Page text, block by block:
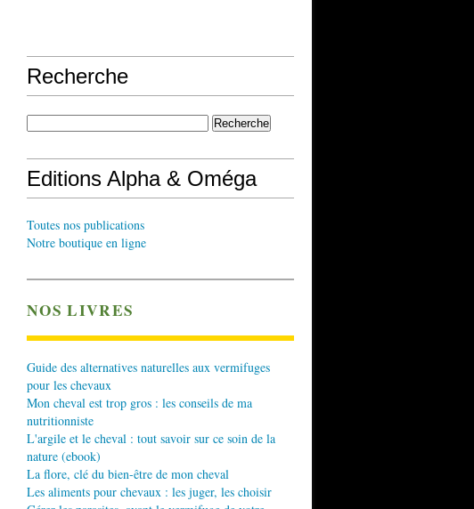
Recherche
Editions Alpha & Oméga
Toutes nos publications
Notre boutique en ligne
NOS LIVRES
Guide des alternatives naturelles aux vermifuges
pour les chevaux
Mon cheval est trop gros : les conseils de ma
nutritionniste
L'argile et le cheval : tout savoir sur ce soin de la
nature (ebook)
La flore, clé du bien-être de mon cheval
Les aliments pour chevaux : les juger, les choisir